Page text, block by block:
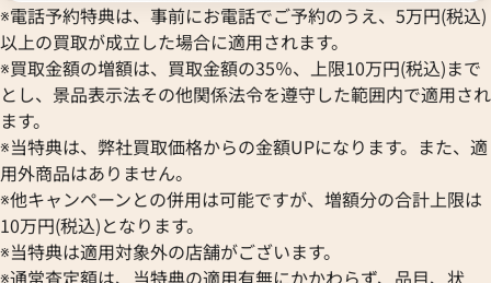
※電話予約特典は、事前にお電話でご予約のうえ、5万円(税込)
以上の買取が成立した場合に適用されます。
※買取金額の増額は、買取金額の35％、上限10万円(税込)まで
とし、景品表示法その他関係法令を遵守した範囲内で適用され
ます。
※当特典は、弊社買取価格からの金額UPになります。また、適
用外商品はありません。
※他キャンペーンとの併用は可能ですが、増額分の合計上限は
10万円(税込)となります。
※当特典は適用対象外の店舗がございます。
※通常査定額は、当特典の適用有無にかかわらず、品目、状